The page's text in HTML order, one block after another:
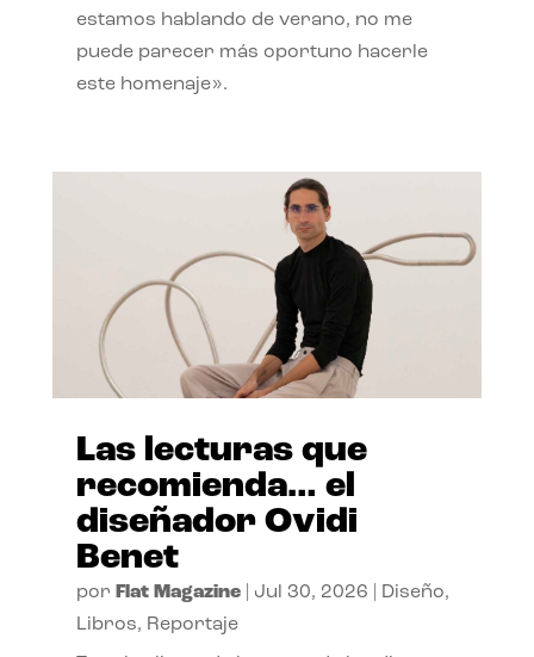
estamos hablando de verano, no me
puede parecer más oportuno hacerle
este homenaje».
Las lecturas que
recomienda… el
diseñador Ovidi
Benet
por Flat Magazine| Jul 30, 2026 Diseño,
Libros, Reportaje